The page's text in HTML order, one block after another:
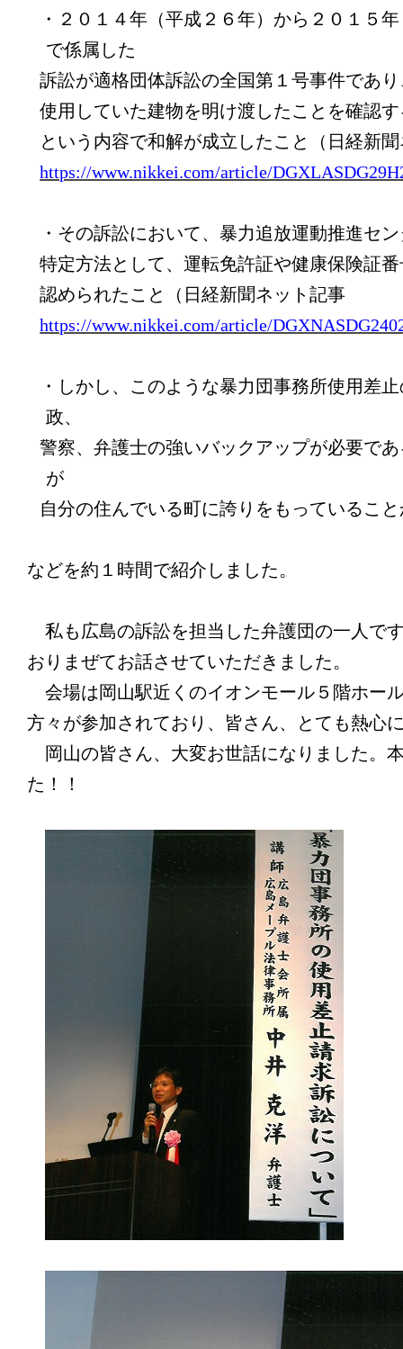
・２０１４年（平成２６年）から２０１５
で係属した
訴訟が適格団体訴訟の全国第１号事件であ
使用していた建物を明け渡したことを確認
という内容で和解が成立したこと（日経新
https://www.nikkei.com/article/
・その訴訟において、暴力追放運動推進セ
特定方法として、運転免許証や健康保険証
認められたこと（日経新聞ネット記事
https://www.nikkei.com/article/
・しかし、このような暴力団事務所使用差
政、
警察、弁護士の強いバックアップが必要で
が
自分の住んでいる町に誇りをもっているこ
などを約１時間で紹介しました。
私も広島の訴訟を担当した弁護団の一人で
おりまぜてお話させていただきました。
会場は岡山駅近くのイオンモール５階ホー
方々が参加されており、皆さん、とても熱心
岡山の皆さん、大変お世話になりました。
た！！